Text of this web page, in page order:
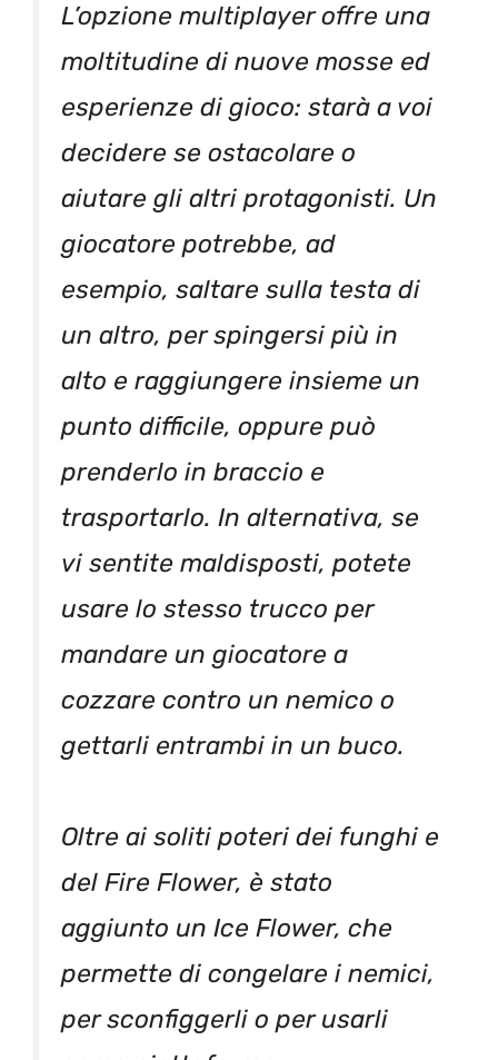
L’opzione multiplayer offre una
moltitudine di nuove mosse ed
esperienze di gioco: starà a voi
decidere se ostacolare o
aiutare gli altri protagonisti. Un
giocatore potrebbe, ad
esempio, saltare sulla testa di
un altro, per spingersi più in
alto e raggiungere insieme un
punto difficile, oppure può
prenderlo in braccio e
trasportarlo. In alternativa, se
vi sentite maldisposti, potete
usare lo stesso trucco per
mandare un giocatore a
cozzare contro un nemico o
gettarli entrambi in un buco.
Oltre ai soliti poteri dei funghi e
del Fire Flower, è stato
aggiunto un Ice Flower, che
permette di congelare i nemici,
per sconfiggerli o per usarli